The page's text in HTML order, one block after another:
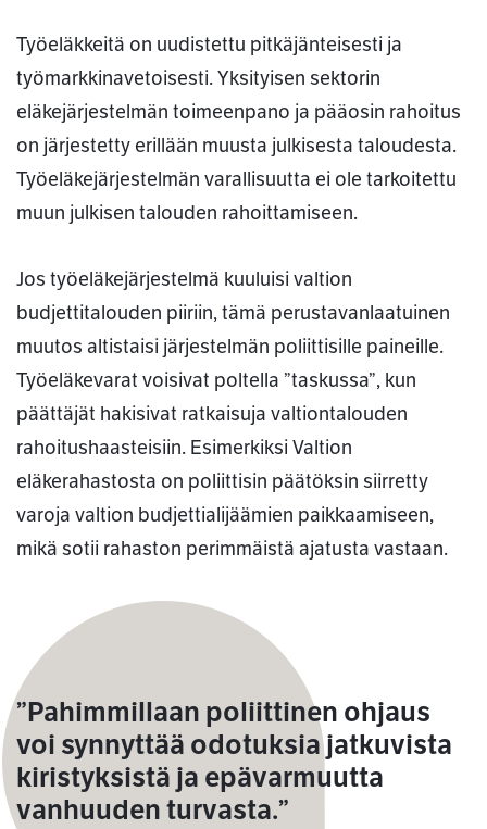
Työeläkkeitä on uudistettu pitkäjänteisesti ja
työmarkkinavetoisesti. Yksityisen sektorin
eläkejärjestelmän toimeenpano ja pääosin rahoitus
on järjestetty erillään muusta julkisesta taloudesta.
Työeläkejärjestelmän varallisuutta ei ole tarkoitettu
muun julkisen talouden rahoittamiseen.
Jos työeläkejärjestelmä kuuluisi valtion
budjettitalouden piiriin, tämä perustavanlaatuinen
muutos altistaisi järjestelmän poliittisille paineille.
Työeläkevarat voisivat poltella ”taskussa”, kun
päättäjät hakisivat ratkaisuja valtiontalouden
rahoitushaasteisiin. Esimerkiksi Valtion
eläkerahastosta on poliittisin päätöksin siirretty
varoja valtion budjettialijäämien paikkaamiseen,
mikä sotii rahaston perimmäistä ajatusta vastaan.
”Pahimmillaan poliittinen ohjaus
voi synnyttää odotuksia jatkuvista
kiristyksistä ja epävarmuutta
vanhuuden turvasta.”